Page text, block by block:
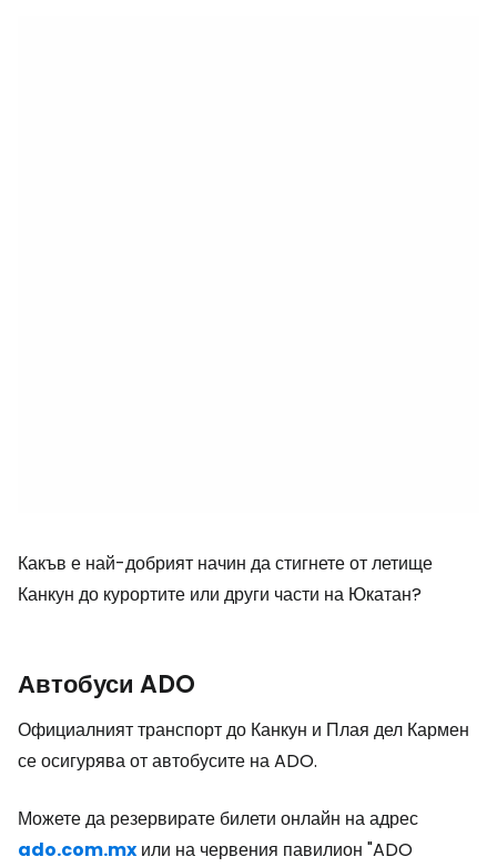
Какъв е най-добрият начин да стигнете от летище
Канкун до курортите или други части на Юкатан?
Автобуси ADO
Официалният транспорт до Канкун и Плая дел Кармен
се осигурява от автобусите на ADO.
Можете да резервирате билети онлайн на адрес
ado.com.mx или на червения павилион "ADO